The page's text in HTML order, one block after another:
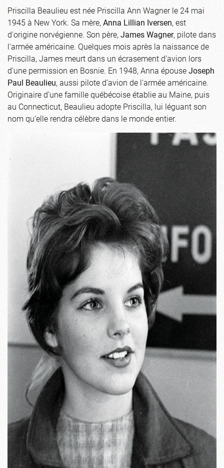
Priscilla Beaulieu est née Priscilla Ann Wagner le 24 mai
1945 à New York. Sa mère,Anna Lillian Iversen, est
d'origine norvégienne. Son père,James Wagner, pilote dans
l'armée américaine. Quelques mois après la naissance de
Priscilla, James meurt dans un écrasement d'avion lors
d'une permission en Bosnie. En 1948, Anna épouseJoseph
Paul Beaulieu, aussi pilote d’avion de l'armée américaine.
Originaire d’une famille québécoise établie au Maine, puis
au Connecticut, Beaulieu adopte Priscilla, lui léguant son
nom qu’elle rendra célèbre dans le monde entier.